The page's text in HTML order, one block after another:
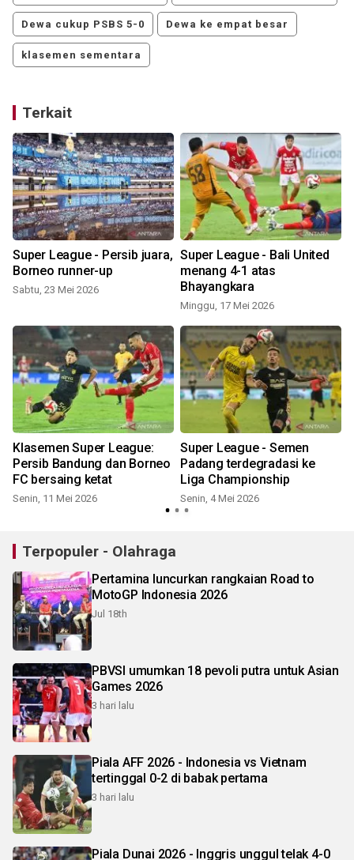
Dewa cukup PSBS 5-0 Dewa ke empat besar
klasemen sementara
Terkait
Super League - Persib juara,
Borneo runner-up
Sabtu, 23 Mei 2026
Super League - Bali United
menang 4-1 atas
Bhayangkara
Minggu, 17 Mei 2026
Klasemen Super League:
Persib Bandung dan Borneo
FC bersaing ketat
Senin, 11 Mei 2026
Super League - Semen
Padang terdegradasi ke
Liga Championship
Senin, 4 Mei 2026
Terpopuler - Olahraga
Pertamina luncurkan rangkaian Road to
MotoGP Indonesia 2026
Jul 18th
PBVSI umumkan 18 pevoli putra untuk Asian
Games 2026
3 hari lalu
Piala AFF 2026 - Indonesia vs Vietnam
tertinggal 0-2 di babak pertama
3 hari lalu
Piala Dunai 2026 - Inggris unggul telak 4-0